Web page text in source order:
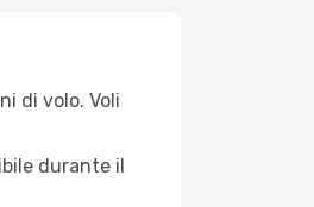
di volo. Voli
durante il